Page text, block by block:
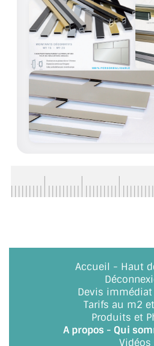
VERRES TEXTURÉS
PLEXIGLAS PMMA
DOUBLE VITRAGE
ACCESSOIRES &
CATALOGUE DE PROFILS
CONNECTEURS ET
PLATS ET CORNIÈRES
LES CHARNIÈRES DE PORTE
BOUTONS ET POIGNÉES
Accueil - Haut
Devis
Tarifs au m2
Produits et
A propos - Qui
Vidéos